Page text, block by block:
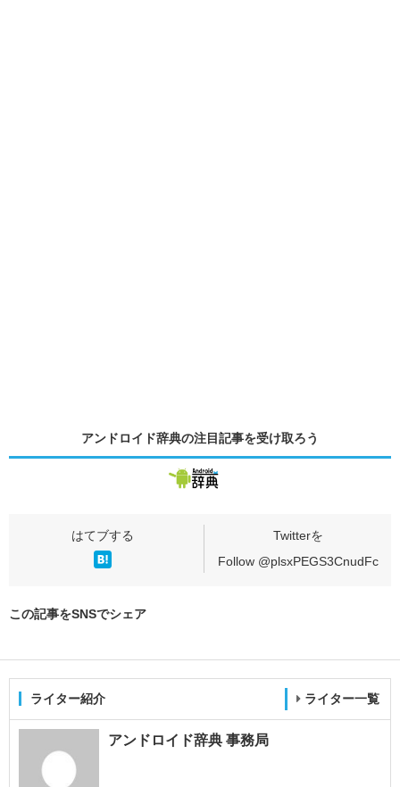
アンドロイド辞典の注目記事を受け取ろう
Follow @plsxPEGS3CnudFc
この記事をSNSでシェア
ライター紹介 ライター一覧
アンドロイド辞典 事務局